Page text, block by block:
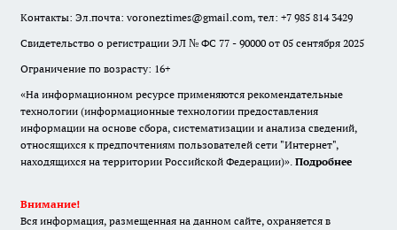
Контакты: Эл.почта: voroneztimes@gmail.com, тел: +7 985 814 3429
Свидетельство о регистрации ЭЛ № ФС 77 - 90000 от 05 сентября 2025
Ограничение по возрасту: 16+
«На информационном ресурсе применяются рекомендательные
технологии (информационные технологии предоставления
информации на основе сбора, систематизации и анализа сведений,
относящихся к предпочтениям пользователей сети "Интернет",
находящихся на территории Российской Федерации)». Подробнее
Внимание!
Вся информация, размещенная на данном сайте, охраняется в